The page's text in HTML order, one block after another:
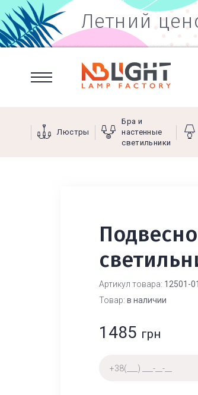
Летний
Люстры
Бра и
настенные
светильники
Артикул товара: 12501-
Товар: в наличии
1485 грн